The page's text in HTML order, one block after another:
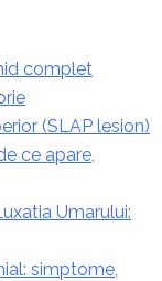
complet
(SLAP lesion)
ce apare,
Umarului:
simptome,